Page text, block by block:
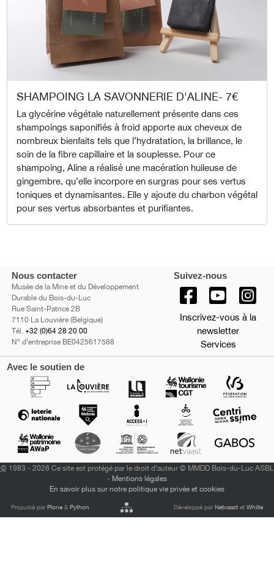
SHAMPOING LA SAVONNERIE D'ALINE- 7€
La glycérine végétale naturellement présente dans ces
shampoings saponifiés à froid apporte aux cheveux de
nombreux bienfaits tels que l’hydratation, la brillance, le
soin de la fibre capillaire et la souplesse. Pour ce
shampoing, Aline a réalisé une macération huileuse de
gingembre, qu’elle incorpore en surgras pour ses vertus
toniques et dynamisantes. Elle y ajoute du charbon végétal
pour ses vertus absorbantes et purifiantes.
Nous contacter
Musée de la Mine et du Développement
Durable du Bois-du-Luc
Rue Saint-Patrice 2B
7110 La Louvière (Belgique)
Tél. +32 (0)64 28 20 00
N° d'entreprise BE0425617588
Suivez-nous
Inscrivez-vous à la
newsletter
Services
Avec le soutien de
©1983 - 2026 Ce site est protégé par le droit d'auteur © MMDD Bois-du-Luc ASBL
- Mentions légales
En savoir plus sur notre politique vie privée et cookies
Propulsé parPlone &Python Développé parNetvaastet Whiite